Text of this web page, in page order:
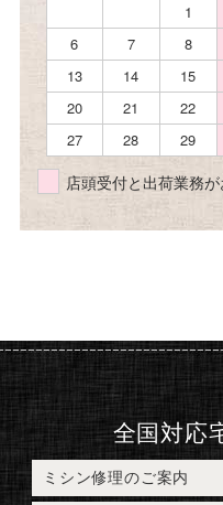
1
6
7 8
13
14 15
20
21 22
27
28 29
店頭受付と出荷業務
全国対応
ミシン修理のご案内